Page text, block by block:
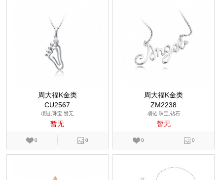
周大福K金类
CU2567
项链,珠宝,暂无
暂无
0 0
周大福K金类
ZM2238
项链,珠宝,钻石
暂无
0 0